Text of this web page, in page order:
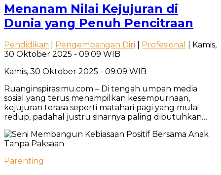
Menanam Nilai Kejujuran di
Dunia yang Penuh Pencitraan
Pendidikan Pengembangan Diri Profesional
| Kamis,
30 Oktober 2025 - 09:09 WIB
Kamis, 30 Oktober 2025 - 09:09 WIB
Ruanginspirasimu.com – Di tengah umpan media
sosial yang terus menampilkan kesempurnaan,
kejujuran terasa seperti matahari pagi yang mulai
redup, padahal justru sinarnya paling dibutuhkan…
Parenting